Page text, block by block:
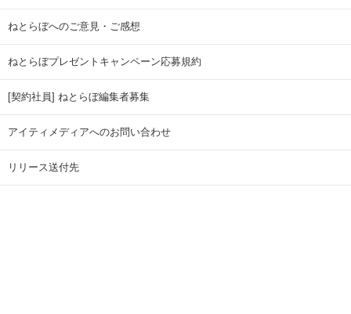
ねとらぼへのご意見・ご感想
ねとらぼプレゼントキャンペーン応募規約
[契約社員] ねとらぼ編集者募集
アイティメディアへのお問い合わせ
リリース送付先